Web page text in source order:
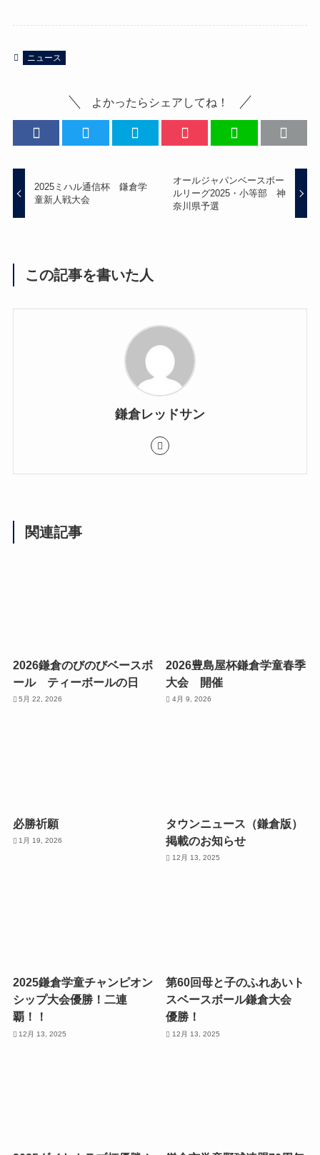
ニュース
よかったらシェアしてね！
2025ミハル通信杯 鎌倉学
童新人戦大会
オールジャパンベースボー
ルリーグ2025・小等部 神
奈川県予選
この記事を書いた人
鎌倉レッドサン
関連記事
2026鎌倉のびのびベースボ
ール ティーボールの日
5月 22, 2026
2026豊島屋杯鎌倉学童春季
大会 開催
4月 9, 2026
必勝祈願
1月 19, 2026
タウンニュース（鎌倉版）
掲載のお知らせ
12月 13, 2025
2025鎌倉学童チャンピオン
シップ大会優勝！二連
覇！！
12月 13, 2025
第60回母と子のふれあいト
スベースボール鎌倉大会
優勝！
12月 13, 2025